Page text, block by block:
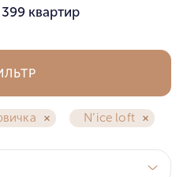
399 квартир
N’ice loft